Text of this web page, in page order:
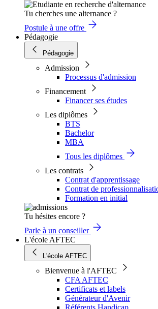
Tu cherches une alternance ?
Postule à une offre
Pédagogie
Pédagogie
Admission
Processus d'admission
Financement
Financer ses études
Les diplômes
BTS
Bachelor
MBA
Tous les diplômes
Les contrats
Contrat d'apprentissage
Contrat de
Formation en initial
Tu hésites encore ?
Parle à un conseiller
L'école AFTEC
L'école AFTEC
Bienvenue à l'AFTEC
CFA AFTEC
Certificats et labels
Générateur d'Avenir
Référents Handicap